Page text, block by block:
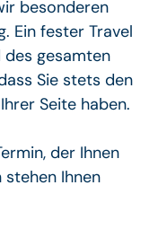
besonderen
Ein fester Travel
des gesamten
Sie stets den
Seite haben.
der Ihnen
stehen Ihnen